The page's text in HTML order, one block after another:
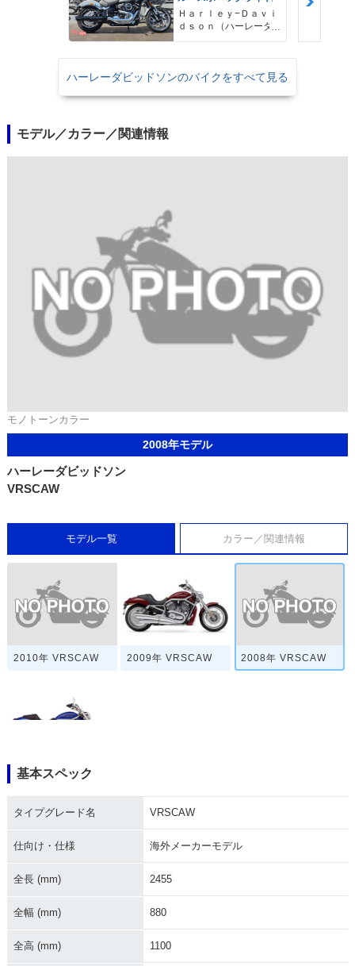
Ｈａｒｌｅｙ−Ｄａｖｉ
ｄｓｏｎ（ハーレーダ
ハーレーダビッドソンのバイクをすべて見る
モデル／カラー／関連情報
モノトーンカラー
2008年モデル
ハーレーダビッドソン
VRSCAW
モデル一覧 カラー／関連情報
2010年 VRSCAW 2009年 VRSCAW 2008年 VRSCAW
2007年 VRSCAW
基本スペック
タイプグレード名 VRSCAW
仕向け・仕様 海外メーカーモデル
全長 (mm) 2455
全幅 (mm) 880
全高 (mm) 1100